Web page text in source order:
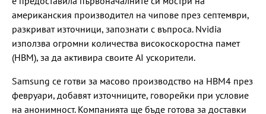
американския производител на чипове през септември,
разкриват източници, запознати с въпроса. Nvidia
използва огромни количества високоскоростна памет
(HBM), за да активира своите AI ускорители.
Samsung се готви за масово производство на HBM4 през
февруари, добавят източниците, говорейки при условие
на анонимност. Компанията ще бъде готова за доставки